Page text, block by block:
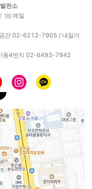
전소
✉️ 메일
간 02-6212-7905 / 내일더
번지 02-6493-7942